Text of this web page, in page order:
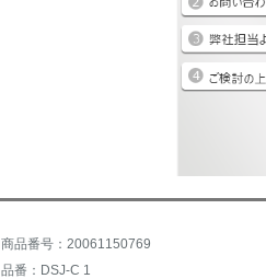
商品番号：20061150769
品番：DSJ-C 1